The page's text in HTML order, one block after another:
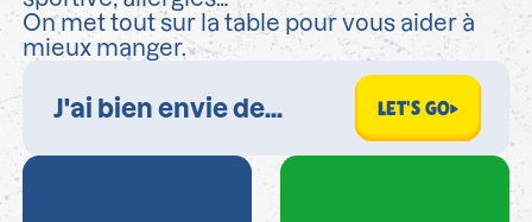
On met tout sur la table pour vous aider à
mieux manger.
LET'S GO